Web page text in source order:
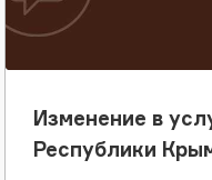
Изменение в
Республики